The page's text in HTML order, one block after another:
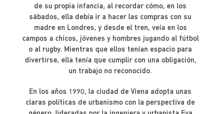
de su propia infancia, al recordar cómo, en los
sábados, ella debía ir a hacer las compras con su
madre en Londres, y desde el tren, veía en los
campos a chicos, jóvenes y hombres jugando al fútbol
o al rugby. Mientras que ellos tenían espacio para
divertirse, ella tenía que cumplir con una obligación,
un trabajo no reconocido.
En los años 1990, la ciudad de Viena adopta unas
claras políticas de urbanismo con la perspectiva de